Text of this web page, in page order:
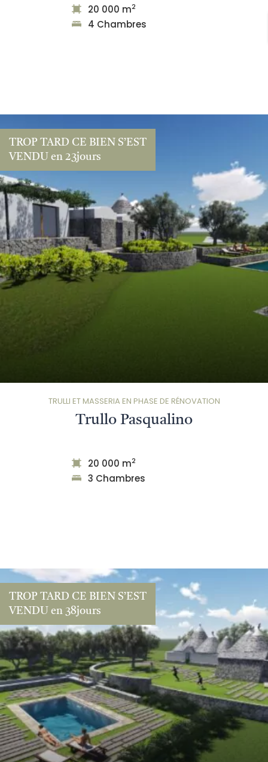
20 000 m2
4 Chambres
TROP TARD CE BIEN S’EST
VENDU en 23jours
TRULLI ET MASSERIA EN PHASE DE RÉNOVATION
Trullo Pasqualino
20 000 m2
3 Chambres
TROP TARD CE BIEN S’EST
VENDU en 38jours